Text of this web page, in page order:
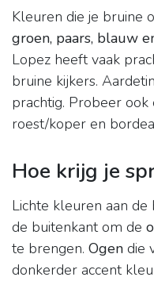
Kleuren die je bruine
groen, paars, blauw
Lopez heeft vaak
bruine kijkers.
prachtig. Probeer ook
roest/koper en
Hoe krijg je
Lichte kleuren aan de
de buitenkant om de
te brengen. Ogen die
donkerder accent